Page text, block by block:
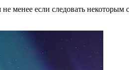
не менее если следовать